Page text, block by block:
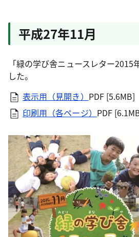
平成27年11月
「緑の学び舎ニュースレター
した。
表示用（見開き） PDF [5.6MB]
印刷用（各ページ） PDF